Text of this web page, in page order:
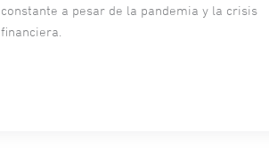
constante a pesar de la pandemia y la crisis
financiera.